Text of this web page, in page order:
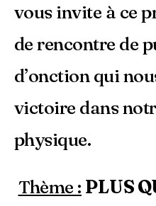
vous invite à ce
de rencontre de
d’onction qui
victoire dans
physique.
Thème : PLUS